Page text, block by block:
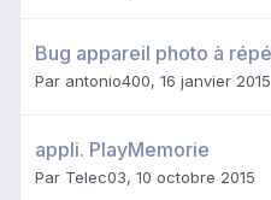
Bug appareil photo à
Par antonio400, 16 janvier 2015
appli. PlayMemorie
Par Telec03, 10 octobre 2015